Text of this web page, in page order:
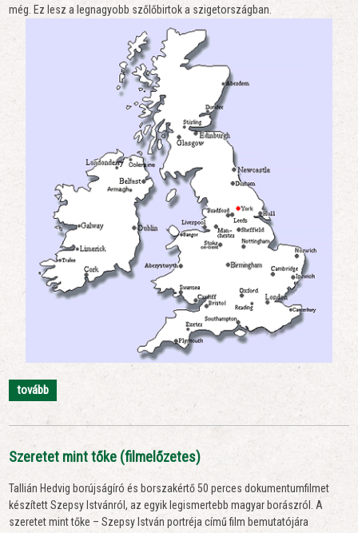
még. Ez lesz a legnagyobb szőlőbirtok a szigetországban.
tovább
Szeretet mint tőke (filmelőzetes)
Tallián Hedvig borújságíró és borszakértő 50 perces dokumentumfilmet
készített Szepsy Istvánról, az egyik legismertebb magyar borászról. A
szeretet mint tőke – Szepsy István portréja című film bemutatójára